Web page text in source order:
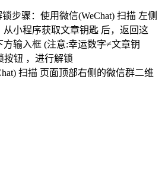
锁步骤：使用微信(WeChat) 扫描 左侧
从小程序获取文章钥匙 后，返回这
输入框 (注意:幸运数字≠文章钥
按钮 ，进行解锁
扫描 页面顶部右侧的微信群二维